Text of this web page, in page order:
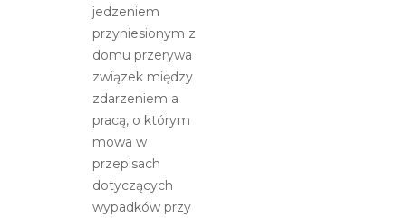
jedzeniem
przyniesionym z
domu przerywa
związek między
zdarzeniem a
pracą, o którym
mowa w
przepisach
dotyczących
wypadków przy